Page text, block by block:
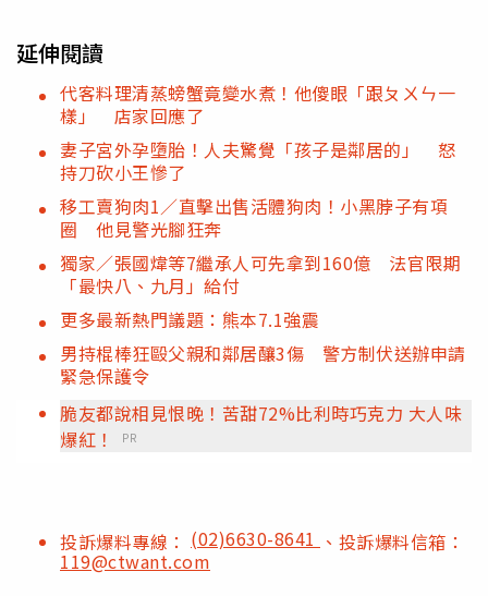
延伸閱讀
代客料理清蒸螃蟹竟變水煮！他傻眼「跟ㄆㄨㄣ一
樣」 店家回應了
妻子宮外孕墮胎！人夫驚覺「孩子是鄰居的」 怒
持刀砍小王慘了
移工賣狗肉1／直擊出售活體狗肉！小黑脖子有項
圈 他見警光腳狂奔
獨家／張國煒等7繼承人可先拿到160億 法官限期
「最快八、九月」給付
更多最新熱門議題：熊本7.1強震
男持棍棒狂毆父親和鄰居釀3傷 警方制伏送辦申請
緊急保護令
脆友都說相見恨晚！苦甜72%比利時巧克力 大人味
爆紅！
PR
投訴爆料專線： (02)6630-8641 、投訴爆料信箱：
119@ctwant.com